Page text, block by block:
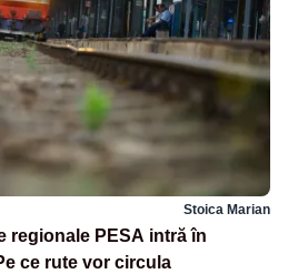
Stoica Marian
regionale PESA intră în
ce rute vor circula